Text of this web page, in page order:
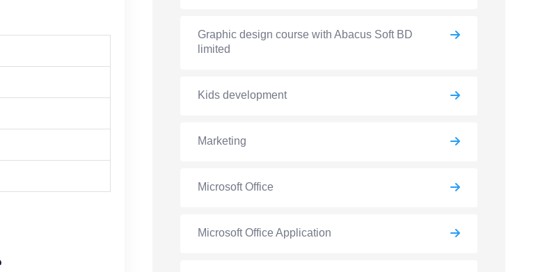
Graphic design course with Abacus Soft BD
limited
Kids development
Marketing
Microsoft Office
Microsoft Office Application